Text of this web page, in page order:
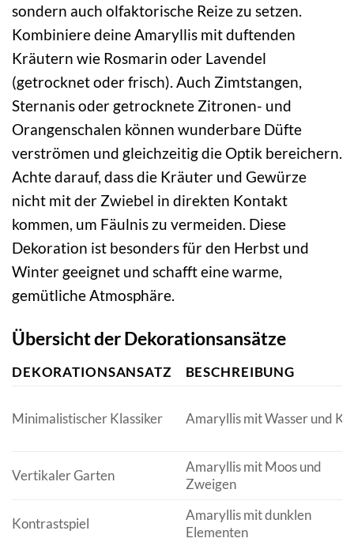
sondern auch olfaktorische Reize zu setzen.
Kombiniere deine Amaryllis mit duftenden
Kräutern wie Rosmarin oder Lavendel
(getrocknet oder frisch). Auch Zimtstangen,
Sternanis oder getrocknete Zitronen- und
Orangenschalen können wunderbare Düfte
verströmen und gleichzeitig die Optik bereichern.
Achte darauf, dass die Kräuter und Gewürze
nicht mit der Zwiebel in direkten Kontakt
kommen, um Fäulnis zu vermeiden. Diese
Dekoration ist besonders für den Herbst und
Winter geeignet und schafft eine warme,
gemütliche Atmosphäre.
Übersicht der Dekorationsansätze
DEKORATIONSANSATZ BESCHREIBUNG
Minimalistischer Klassiker Amaryllis mit Wasser und
Vertikaler Garten
Amaryllis mit Moos und
Zweigen
Kontrastspiel
Amaryllis mit dunklen
Elementen